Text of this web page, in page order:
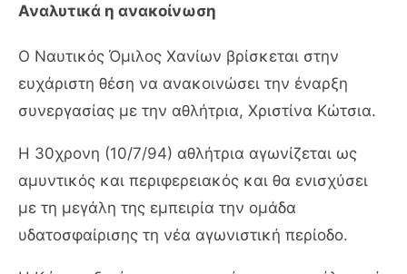
Αναλυτικά η ανακοίνωση
Ο Ναυτικός Όμιλος Χανίων βρίσκεται στην
ευχάριστη θέση να ανακοινώσει την έναρξη
συνεργασίας με την αθλήτρια, Χριστίνα Κώτσια.
Η 30χρονη (10/7/94) αθλήτρια αγωνίζεται ως
αμυντικός και περιφερειακός και θα ενισχύσει
με τη μεγάλη της εμπειρία την ομάδα
υδατοσφαίρισης τη νέα αγωνιστική περίοδο.